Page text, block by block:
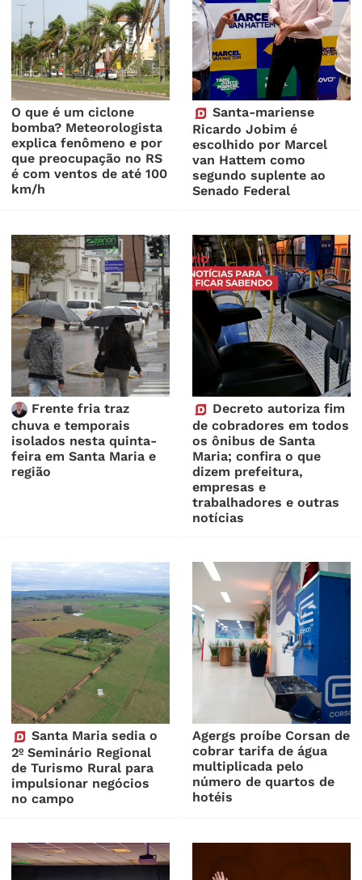
O que é um ciclone
bomba? Meteorologista
explica fenômeno e por
que preocupação no RS
é com ventos de até 100
km/h
Santa-mariense
Ricardo Jobim é
escolhido por Marcel
van Hattem como
segundo suplente ao
Senado Federal
Frente fria traz
chuva e temporais
isolados nesta quinta-
feira em Santa Maria e
região
Decreto autoriza fim
de cobradores em todos
os ônibus de Santa
Maria; confira o que
dizem prefeitura,
empresas e
trabalhadores e outras
notícias
Santa Maria sedia o
2º Seminário Regional
de Turismo Rural para
impulsionar negócios
no campo
Agergs proíbe Corsan de
cobrar tarifa de água
multiplicada pelo
número de quartos de
hotéis